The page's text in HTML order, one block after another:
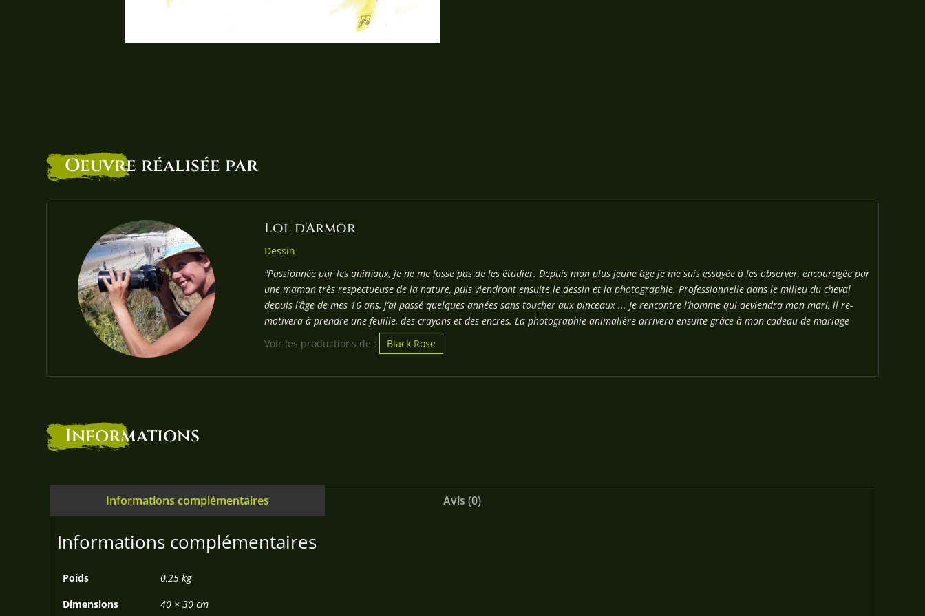
Oeuvre réalisée par
Lol d'Armor
Dessin
"Passionnée par les animaux, je ne me lasse pas de les étudier. Depuis mon plus jeune âge je me suis essayée à les observer, encouragée par
une maman très respectueuse de la nature, puis viendront ensuite le dessin et la photographie. Professionnelle dans le milieu du cheval
depuis l’âge de mes 16 ans, j’ai passé quelques années sans toucher aux pinceaux ... Je rencontre l’homme qui deviendra mon mari, il re-
motivera à prendre une feuille, des crayons et des encres. La photographie animalière arrivera ensuite grâce à mon cadeau de mariage
Voir les productions de :
Black Rose
Informations
Informations complémentaires Avis (0)
Informations complémentaires
Poids
0,25 kg
Dimensions
40 × 30 cm